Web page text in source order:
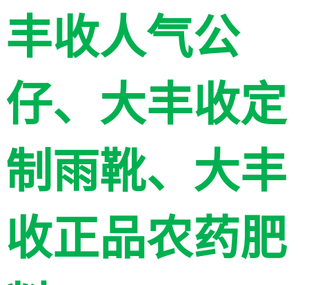
丰收人气公
仔、 大丰收定
制雨靴、大丰
收正品农药肥